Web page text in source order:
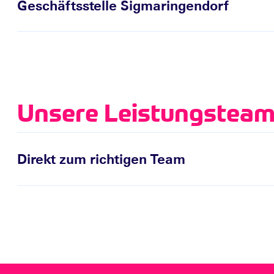
Geschäftsstelle Sigmaringendorf
Unsere
Direkt zum richtigen Team